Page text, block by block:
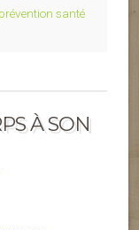
prévention santé
À SON